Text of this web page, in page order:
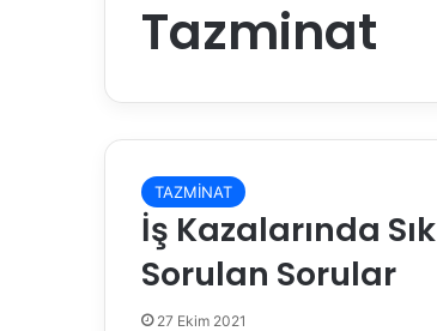
Tazminat
TAZMİNAT
İş Kazalarında Sık
Sorulan Sorular
27 Ekim 2021